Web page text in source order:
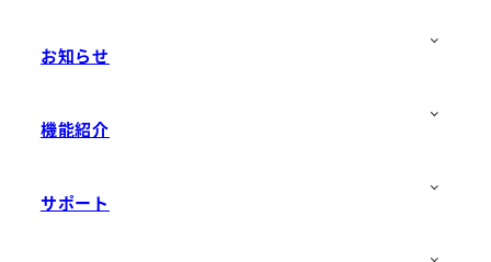
お知らせ
機能紹介
サポート